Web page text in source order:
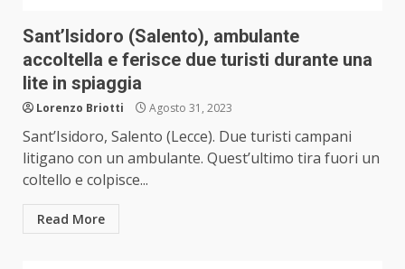
Sant’Isidoro (Salento), ambulante
accoltella e ferisce due turisti durante una
lite in spiaggia
Lorenzo Briotti Agosto 31, 2023
Sant’Isidoro, Salento (Lecce). Due turisti campani
litigano con un ambulante. Quest’ultimo tira fuori un
coltello e colpisce...
Read More